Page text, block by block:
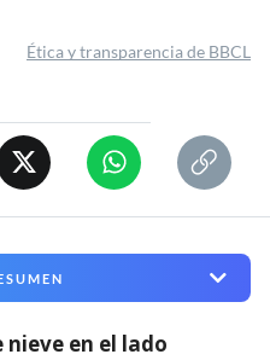
Ética y transparencia de BBCL
nieve en el lado